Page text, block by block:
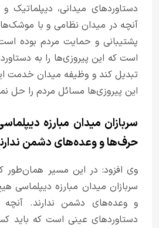
دستاوردهای میدانی،
آنچه در میدان نظامی و با
پشتیبانی و حمایت مردم بوده
است که این پیروزی‌ها را به
تبدیل کند و وظیفه میدان خدمت
این پیروزی‌ها مسائل مردم را حل
سربازان میدان مبارزه
حرف‌ها و وعده‌های دشمن
وی افزود: در این مسیر همان‌طور
سربازان میدان مبارزه دیپلماسی
و وعده‌های دشمن ندارند.
دستاوردهای عینی است که باید